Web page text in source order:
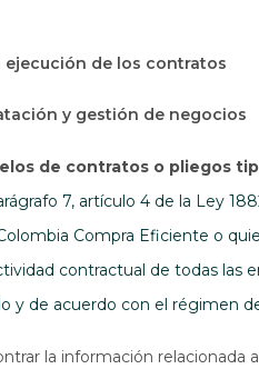
ejecución de los contratos
y gestión de negocios
de contratos o pliegos
7, artículo 4 de la Ley
Compra Eficiente o
contractual de todas las
y de acuerdo con el régimen
la información relacionada